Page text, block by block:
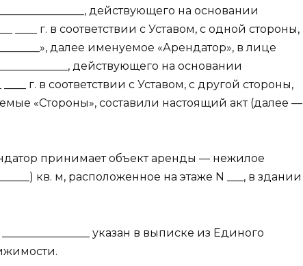
действующего на основании
____ г. в соответствии с Уставом, с одной стороны,
далее именуемое «Арендатор», в лице
действующего на основании
____ г. в соответствии с Уставом, с другой стороны,
«Стороны», составили настоящий акт (далее —
принимает объект аренды — нежилое
кв. м, расположенное на этаже N ___, в здании
указан в выписке из Единого